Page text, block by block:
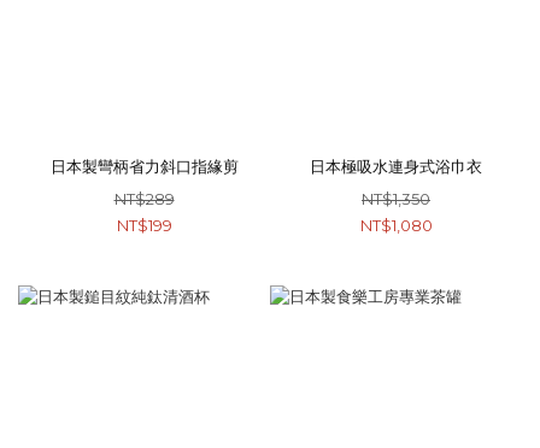
日本製彎柄省力斜口指緣剪
NT$289
NT$199
日本極吸水連身式浴巾衣
NT$1,350
NT$1,080